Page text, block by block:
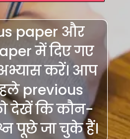
paper और
में दिए गए
अभ्यास करें। आप
previous
देखें कि कौन-
पूछे जा चुके हैं।